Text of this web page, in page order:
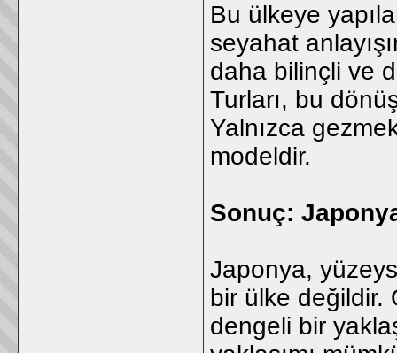
Bu ülkeye
seyahat
daha bilinçli ve
Turları, bu
Yalnızca
modeldir.
Sonuç:
Japonya,
bir ülke değildir.
dengeli bir